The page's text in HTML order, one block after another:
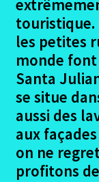
touristique.
les petites
monde
Santa
se situe
aussi des
aux
on ne
profitons